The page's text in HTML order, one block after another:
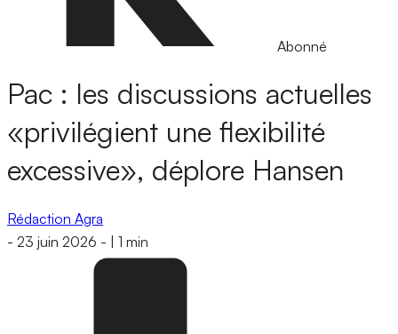
Abonné
Pac : les discussions actuelles
«privilégient une flexibilité
excessive», déplore Hansen
Rédaction Agra
- 23 juin 2026 - 1 min